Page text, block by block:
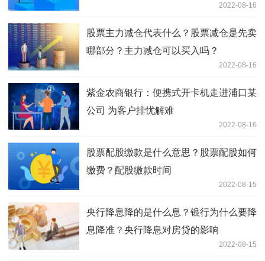
2022-08-16
股票主力减仓代表什么？股票减仓是先卖
哪部分？主力减仓可以买入吗？
2022-08-16
紫金农商银行：便携式开卡机走进浦口某
公司 为客户排忧解难
2022-08-16
股票配股缴款是什么意思？股票配股如何
缴费？配股缴款时间
2022-08-15
央行降息降的是什么息？银行为什么要降
息降准？央行降息对房贷的影响
2022-08-15